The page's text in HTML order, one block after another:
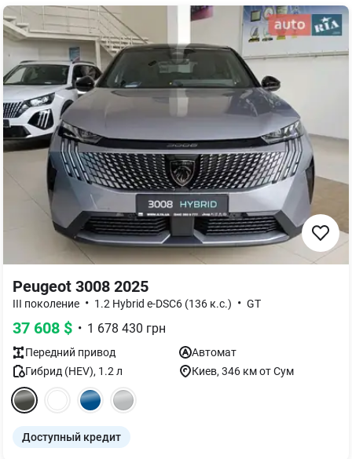
Peugeot 3008 2025
III поколение • 1.2 Hybrid e-DSC6 (136 к.с.) • GT
37 608 $ • 1 678 430 грн
Передний привод
Автомат
Гибрид (HEV), 1.2л Киев, 346 км от Сум
Доступный кредит